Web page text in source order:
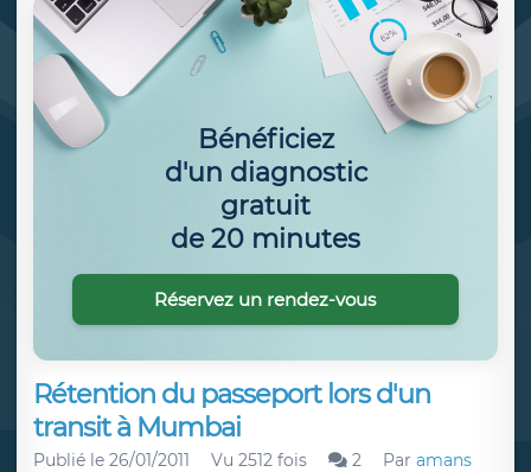
Rétention du passeport lors d'un
transit à Mumbai
Publié le 26/01/2011 Vu 2512 fois 2 Par amans
Bénéficiez
d'un diagnostic
gratuit
de 20 minutes
Réservez un rendez-vous